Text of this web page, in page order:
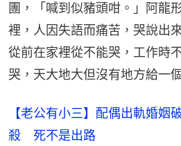
團，「喊到似豬頭咁。」阿龍
裡，人因失語而痛苦，哭說出
從前在家裡從不能哭，工作時
哭，天大地大但沒有地方給一
【老公有小三】配偶出軌婚
殺 死不是出路